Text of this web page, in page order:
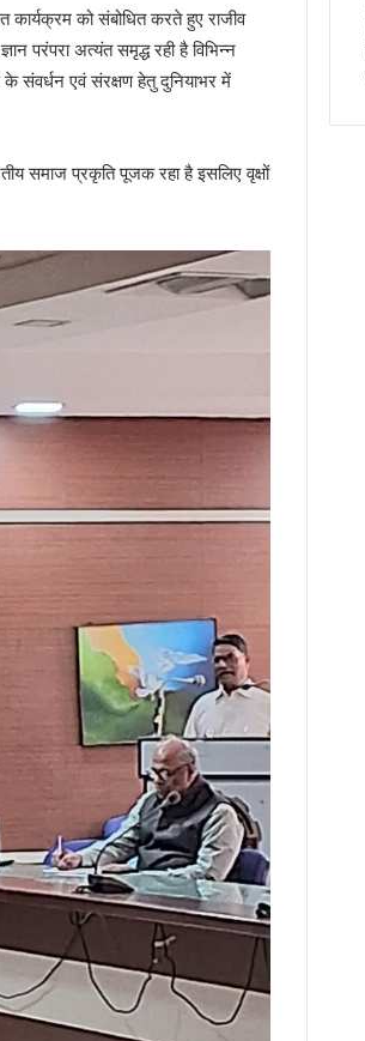
कार्यक्रम को संबोधित करते हुए राजीव
परंपरा अत्यंत समृद्ध रही है विभिन्न
संवर्धन एवं संरक्षण हेतु दुनियाभर में
समाज प्रकृति पूजक रहा है इसलिए वृक्षों